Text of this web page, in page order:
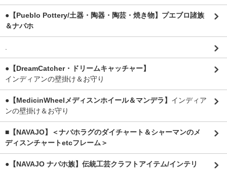
●【Pueblo Pottery/土器・陶器・陶芸・焼き物】プエブロ諸族
＆ナバホ
.
●【DreamCatcher・ドリームキャッチャー】
インディアンの壁掛け＆お守り
●【MedicinWheelメディスンホイール＆マンデラ】 インディア
ンの壁掛け＆お守り
■【NAVAJO】＜ナバホラグのダイチャート＆シャーマンのメ
ディスンチャートetcフレーム＞
●【NAVAJO ナバホ族】伝統工芸クラフトアイテム/インテリ